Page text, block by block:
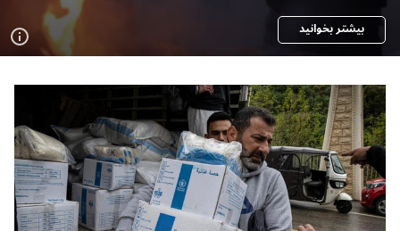
بیشتر بخوانید